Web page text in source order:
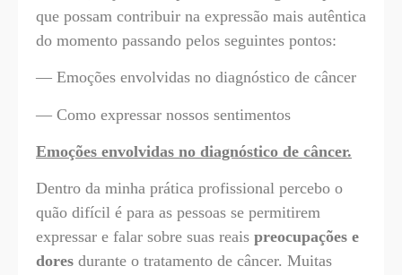
que possam contribuir na expressão mais autêntica
do momento passando pelos seguintes pontos:
— Emoções envolvidas no diagnóstico de câncer
— Como expressar nossos sentimentos
Emoções envolvidas no diagnóstico de câncer.
Dentro da minha prática profissional percebo o
quão difícil é para as pessoas se permitirem
expressar e falar sobre suas reais preocupações e
dores durante o tratamento de câncer. Muitas